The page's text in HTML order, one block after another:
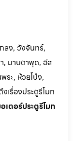
ลง, วังจันทร์,
, มาบตาพุด, อีส
ระ, ห้วยโป่ง,
เรื่องประตูรีโมท
เตอร์ประตูรีโมท